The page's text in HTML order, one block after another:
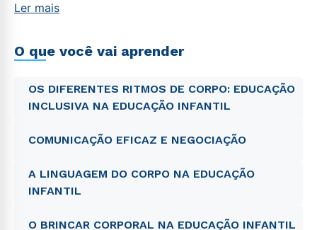
Ler mais
O que você vai aprender
OS DIFERENTES RITMOS DE CORPO: EDUCAÇÃO
INCLUSIVA NA EDUCAÇÃO INFANTIL
COMUNICAÇÃO EFICAZ E NEGOCIAÇÃO
A LINGUAGEM DO CORPO NA EDUCAÇÃO
INFANTIL
O BRINCAR CORPORAL NA EDUCAÇÃO INFANTIL